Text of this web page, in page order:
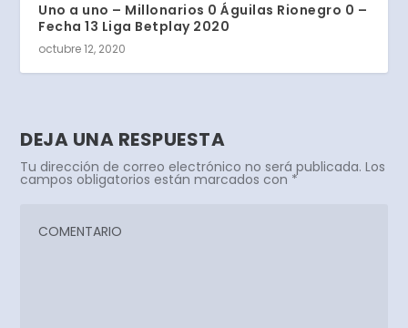
Uno a uno – Millonarios 0 Águilas Rionegro 0 –
Fecha 13 Liga Betplay 2020
octubre 12, 2020
DEJA UNA RESPUESTA
Tu dirección de correo electrónico no será publicada. Los
campos obligatorios están marcados con *